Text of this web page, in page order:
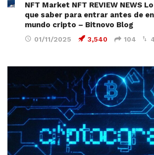
NFT Market NFT REVIEW NEWS
que saber para entrar antes de
mundo cripto – Bitnovo Blog
01/11/2025 3,540 104